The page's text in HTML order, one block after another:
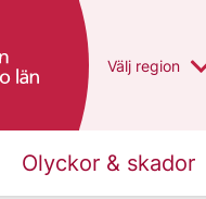
Du har valt
Välj en annan
region
Olyckor & skador